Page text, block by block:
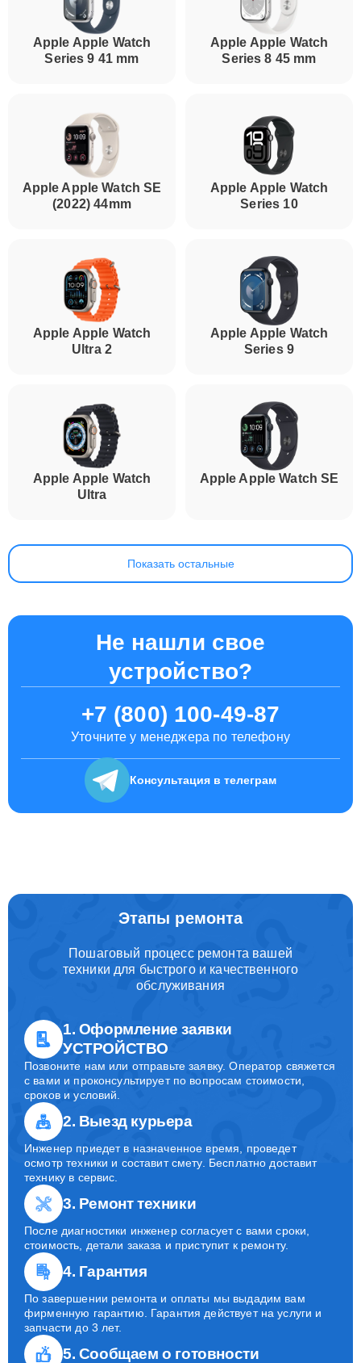
Apple Apple Watch
Series 9 41 mm
Apple Apple Watch
Series 8 45 mm
Apple Apple Watch SE
(2022) 44mm
Apple Apple Watch
Series 10
Apple Apple Watch
Ultra 2
Apple Apple Watch
Series 9
Apple Apple Watch
Ultra
Apple Apple Watch SE
Показать остальные
Не нашли свое
устройство?
+7 (800) 100-49-87
Уточните у менеджера по телефону
Консультация в телеграм
Этапы ремонта
Пошаговый процесс ремонта вашей
техники для быстрого и качественного
обслуживания
1. Оформление заявки
УСТРОЙСТВО
Позвоните нам или отправьте заявку. Оператор свяжется
с вами и проконсультирует по вопросам стоимости,
сроков и условий.
2. Выезд курьера
Инженер приедет в назначенное время, проведет
осмотр техники и составит смету. Бесплатно доставит
технику в сервис.
3. Ремонт техники
После диагностики инженер согласует с вами сроки,
стоимость, детали заказа и приступит к ремонту.
4. Гарантия
По завершении ремонта и оплаты мы выдадим вам
фирменную гарантию. Гарантия действует на услуги и
запчасти до 3 лет.
5. Сообщаем о готовности